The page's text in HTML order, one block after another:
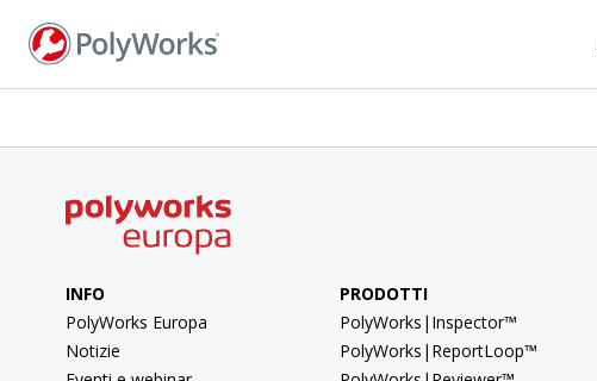
contenuto
INFO
PolyWorks Europa
Notizie
PRODOTTI
PolyWorks|Inspector™
PolyWorks|ReportLoop™